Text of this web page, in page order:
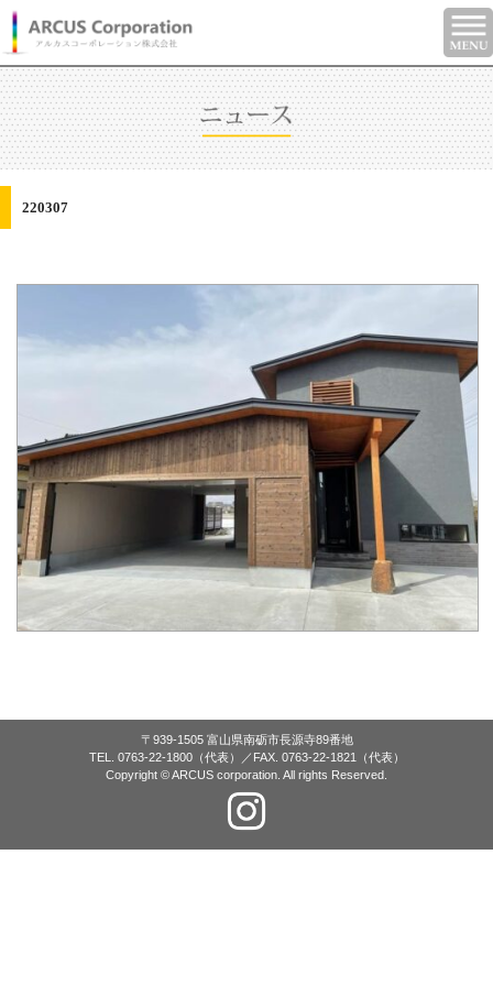
220307
〒939-1505 富山県南砺市長源寺89番地
TEL. 0763-22-1800（代表）／FAX. 0763-22-1821（代表）
Copyright © ARCUS corporation. All rights Reserved.